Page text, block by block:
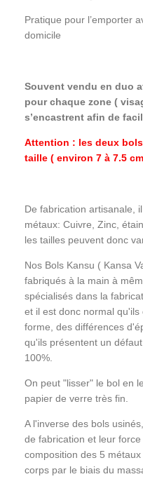
Pratique pour l’emporter
domicile
Souvent vendu en duo
pour chaque zone (
s’encastrent afin de
Attention : les deux
taille ( environ 7 à 7.5
De fabrication artisanale,
métaux: Cuivre, Zinc,
les tailles peuvent donc
Nos Bols Kansu ( Kansa
fabriqués à la main à
spécialisés dans la
et il est donc normal
forme, des différences
qu'ils présentent un
100%.
On peut "lisser" le bol en
papier de verre très fin.
A l'inverse des bols
de fabrication et leur
composition des 5
corps par le biais du